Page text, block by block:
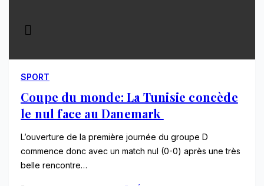
SPORT
Coupe du monde: La Tunisie concède
le nul face au Danemark
L’ouverture de la première journée du groupe D
commence donc avec un match nul (0-0) après une très
belle rencontre…